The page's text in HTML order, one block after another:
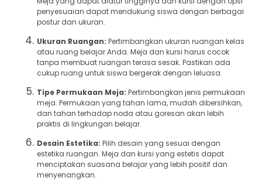
penyesuaian dapat mendukung siswa dengan berbagai
postur dan ukuran.
Ukuran Ruangan: Pertimbangkan ukuran ruangan kelas
atau ruang belajar Anda. Meja dan kursi harus cocok
tanpa membuat ruangan terasa sesak. Pastikan ada
cukup ruang untuk siswa bergerak dengan leluasa.
Tipe Permukaan Meja: Pertimbangkan jenis permukaan
meja. Permukaan yang tahan lama, mudah dibersihkan,
dan tahan terhadap noda atau goresan akan lebih
praktis di lingkungan belajar.
Desain Estetika: Pilih desain yang sesuai dengan
estetika ruangan. Meja dan kursi yang estetis dapat
menciptakan suasana belajar yang lebih positif dan
menyenangkan.